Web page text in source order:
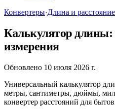
Конвертеры·Длина и расстояние
Калькулятор длины:
измерения
Обновлено 10 июля 2026 г.
Универсальный калькулятор
метры, сантиметры, дюймы,
конвертер расстояний для